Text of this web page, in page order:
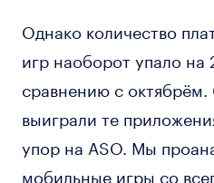
Однако количество
игр наоборот упало на
сравнению с октябрём.
выиграли те
упор на ASO. Мы
мобильные игры со